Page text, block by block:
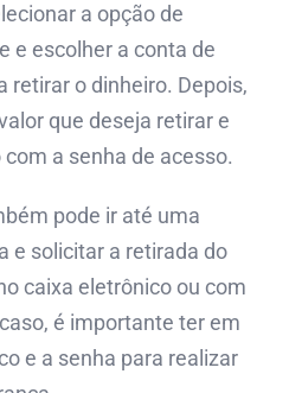
a opção de
e escolher a conta de
retirar o dinheiro. Depois,
que deseja retirar e
a senha de acesso.
pode ir até uma
e solicitar a retirada do
caixa eletrônico ou com
é importante ter em
e a senha para realizar